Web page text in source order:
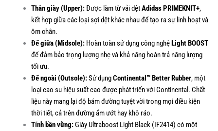
Thân giày (Upper):Được làm từ vải dệtAdidas PRIMEKNIT+,
kết hợp giữa các loại sợi dệt khác nhau để tạo ra sự linh hoạt và
ôm chân.
Đế giữa (Midsole):Hoàn toàn sử dụng công nghệLight BOOST
để đảm bảo trọng lượng nhẹ và khả năng hoàn trả năng lượng
tối ưu.
Đế ngoài (Outsole):Sử dụngContinental™ Better Rubber, một
loại cao su hiệu suất cao được phát triển với Continental. Chất
liệu này mang lại độ bám đường tuyệt vời trong mọi điều kiện
thời tiết, cả trên đường ẩm ướt hay khô ráo.
Tính bền vững:Giày Ultraboost Light Black (IF2414) có một